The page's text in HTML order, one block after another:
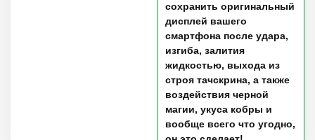
сохранить оригинальный
дисплей вашего
смартфона после удара,
изгиба, залития
жидкостью, выхода из
строя тачскрина, а также
воздействия черной
магии, укуса кобры и
вообще всего что угодно,